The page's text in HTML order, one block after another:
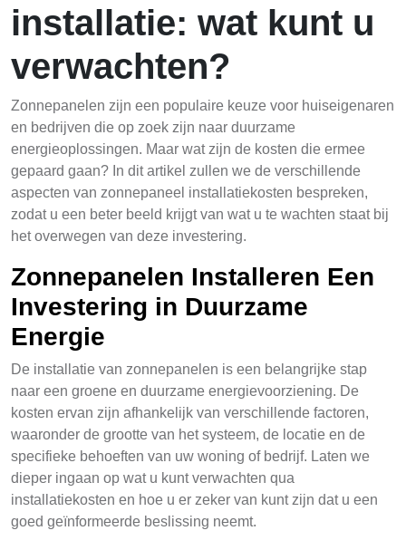
installatie: wat kunt u
verwachten?
Zonnepanelen zijn een populaire keuze voor huiseigenaren
en bedrijven die op zoek zijn naar duurzame
energieoplossingen. Maar wat zijn de kosten die ermee
gepaard gaan? In dit artikel zullen we de verschillende
aspecten van zonnepaneel installatiekosten bespreken,
zodat u een beter beeld krijgt van wat u te wachten staat bij
het overwegen van deze investering.
Zonnepanelen Installeren Een
Investering in Duurzame
Energie
De installatie van zonnepanelen is een belangrijke stap
naar een groene en duurzame energievoorziening. De
kosten ervan zijn afhankelijk van verschillende factoren,
waaronder de grootte van het systeem, de locatie en de
specifieke behoeften van uw woning of bedrijf. Laten we
dieper ingaan op wat u kunt verwachten qua
installatiekosten en hoe u er zeker van kunt zijn dat u een
goed geïnformeerde beslissing neemt.